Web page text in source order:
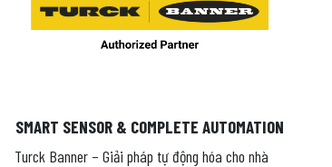
SMART SENSOR & COMPLETE AUTOMATION
Turck Banner – Giải pháp tự động hóa cho nhà